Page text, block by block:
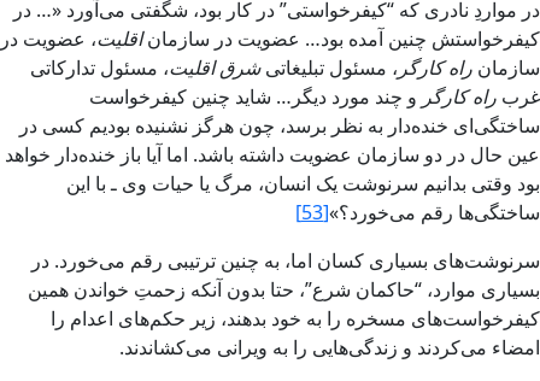
در مواردِ نادرى که “کيفرخواستى‌” در کار بود، شگفتى‌ مى‌آورد‌ «… در
کيفرخواستش‏ چنين آمده بود… عضويت در سازماناقليت، عضويت در
سازمان راه کارگر ، مسئول تبليغاتىشرق اقليت، مسئول تدارکاتى
غرب راه کارگر و چند مورد ديگر… شايد چنين کيفرخواست
ساختگى‌ا‌ى خنده‌دار به نظر برسد، چون هرگز نشنيده بوديم کسى در
عين حال در دو سازمان عضويت داشته باشد. اما آيا باز خنده‌دار خواهد
بود وقتى بدانيم سرنوشت يک انسان، ‌مرگ يا حيات وى ‌ـ با اين
ساختگى‌ها رقم می‌خورد؟»[53]
سرنوشت‌هاى بسيارى کسان اما، به چنين ترتيبى رقم مى‌خورد. در
بسيارى موارد، “‌حاکمان شرع‌”، حتا بدون آنکه زحمتِ خواندن همين
کيفرخواست‌هاى مسخره را به خود بدهند، زير حکم‌هاى اعدام را
امضاء مى‌کردند و زندگى‌هایى را به ويرانى مى‌کشاندند.